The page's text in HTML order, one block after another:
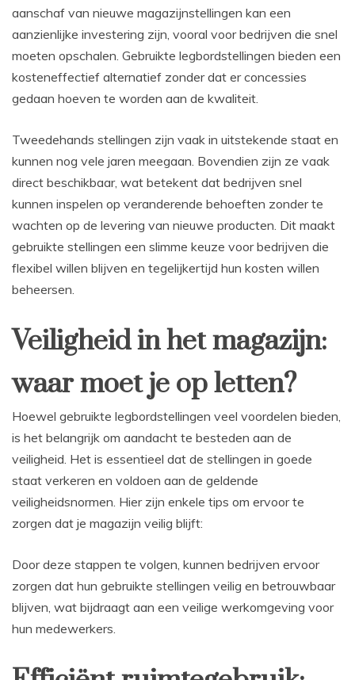
aanschaf van nieuwe magazijnstellingen kan een
aanzienlijke investering zijn, vooral voor bedrijven die snel
moeten opschalen. Gebruikte legbordstellingen bieden een
kosteneffectief alternatief zonder dat er concessies
gedaan hoeven te worden aan de kwaliteit.
Tweedehands stellingen zijn vaak in uitstekende staat en
kunnen nog vele jaren meegaan. Bovendien zijn ze vaak
direct beschikbaar, wat betekent dat bedrijven snel
kunnen inspelen op veranderende behoeften zonder te
wachten op de levering van nieuwe producten. Dit maakt
gebruikte stellingen een slimme keuze voor bedrijven die
flexibel willen blijven en tegelijkertijd hun kosten willen
beheersen.
Veiligheid in het magazijn:
waar moet je op letten?
Hoewel gebruikte legbordstellingen veel voordelen bieden,
is het belangrijk om aandacht te besteden aan de
veiligheid. Het is essentieel dat de stellingen in goede
staat verkeren en voldoen aan de geldende
veiligheidsnormen. Hier zijn enkele tips om ervoor te
zorgen dat je magazijn veilig blijft:
Door deze stappen te volgen, kunnen bedrijven ervoor
zorgen dat hun gebruikte stellingen veilig en betrouwbaar
blijven, wat bijdraagt aan een veilige werkomgeving voor
hun medewerkers.